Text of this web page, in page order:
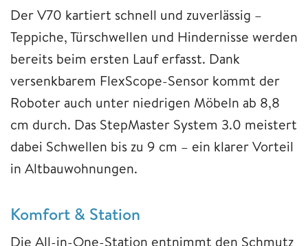
Der V70 kartiert schnell und zuverlässig –
Teppiche, Türschwellen und Hindernisse werden
bereits beim ersten Lauf erfasst. Dank
versenkbarem FlexScope-Sensor kommt der
Roboter auch unter niedrigen Möbeln ab 8,8
cm durch. Das StepMaster System 3.0 meistert
dabei Schwellen bis zu 9 cm – ein klarer Vorteil
in Altbauwohnungen.
Komfort & Station
Die All-in-One-Station entnimmt den Schmutz